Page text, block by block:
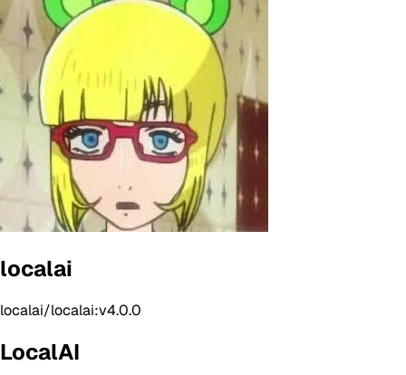
localai
localai/localai:v4.0.0
LocalAI